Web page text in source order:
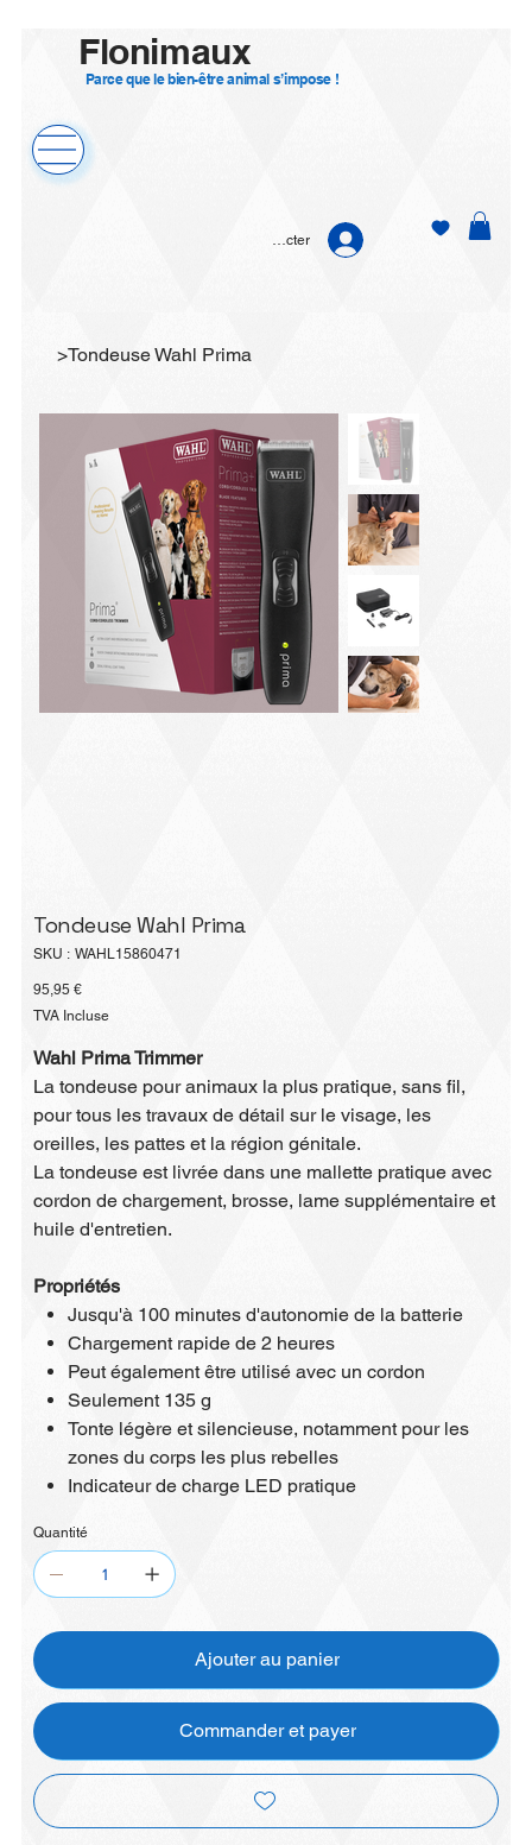
Flonimaux
Parce que le bien-être animal s’impose !
Se connecter
>Tondeuse Wahl Prima
Tondeuse Wahl Prima
SKU : SKU
WAHL15860471
Prix
95,95 €
TVA Incluse
Wahl Prima Trimmer
La tondeuse pour animaux la plus pratique, sans fil,
pour tous les travaux de détail sur le visage, les
oreilles, les pattes et la région génitale.
La tondeuse est livrée dans une mallette pratique avec
cordon de chargement, brosse, lame supplémentaire et
huile d'entretien.
Propriétés
Jusqu'à 100 minutes d'autonomie de la batterie
Chargement rapide de 2 heures
Peut également être utilisé avec un cordon
Seulement 135 g
Tonte légère et silencieuse, notamment pour les
zones du corps les plus rebelles
Indicateur de charge LED pratique
Quantité
Ajouter au panier
Commander et payer